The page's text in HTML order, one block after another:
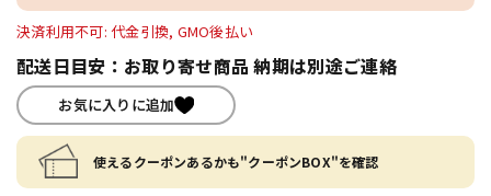
決済利用不可: 代金引換, GMO後払い
配送日目安：お取り寄せ商品 納期は別途ご連絡
お気に入りに追加
使えるクーポンあるかも"クーポンBOX"を確認